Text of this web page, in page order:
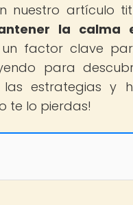
nuestro artículo
la calma
factor clave
para
las estrategias y
te lo pierdas!